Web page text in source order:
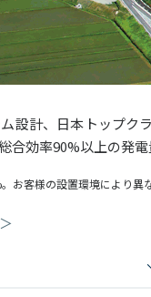
設計、日本トップク
合効率90%以上の発
客様の設置環境により異な